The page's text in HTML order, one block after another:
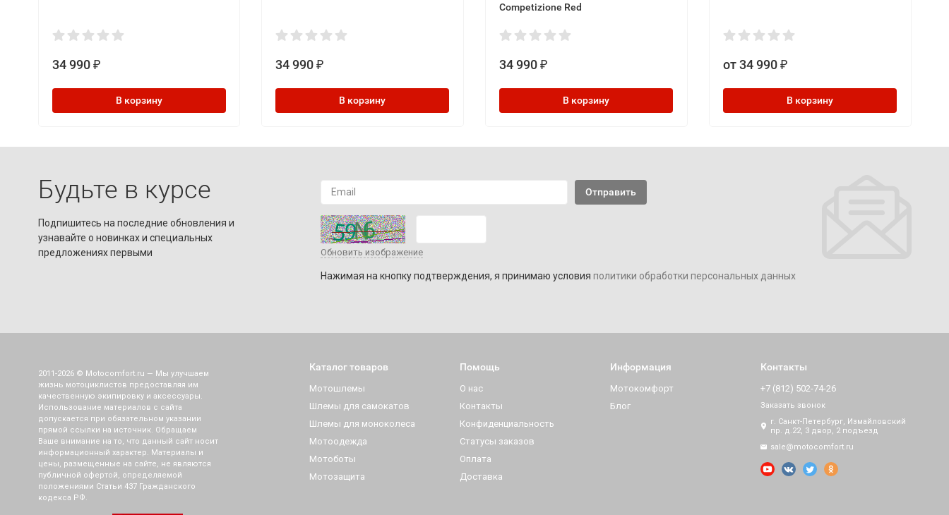
34 990 ₽
В корзину
34 990 ₽
В корзину
Competizione Red
34 990 ₽
В корзину
от 34 990 ₽
В корзину
Будьте в курсе
Подпишитесь на последние обновления и
узнавайте о новинках и специальных
предложениях первыми
Обновить изображение
Нажимая на кнопку подтверждения, я принимаю условия политики обработки персональных данных
2011-2026 © Motocomfort.ru — Мы улучшаем
жизнь мотоциклистов предоставляя им
качественную экипировку и аксессуары.
Использование материалов с сайта
допускается при обязательном указании
прямой ссылки на источник. Обращаем
Ваше внимание на то, что данный сайт носит
информационный характер. Материалы и
цены, размещенные на сайте, не являются
публичной офертой, определяемой
положениями Статьи 437 Гражданского
кодекса РФ.
Каталог товаров
Мотошлемы
Шлемы для самокатов
Шлемы для моноколеса
Мотоодежда
Мотоботы
Мотозащита
Помощь
О нас
Контакты
Конфиденциальность
Статусы заказов
Оплата
Доставка
Информация
Мотокомфорт
Блог
Контакты
+7 (812) 502-74-26
Заказать звонок
г. Санкт-Петербург, Измайловский
пр. д.22, 3 двор, 2 подъезд
sale@motocomfort.ru